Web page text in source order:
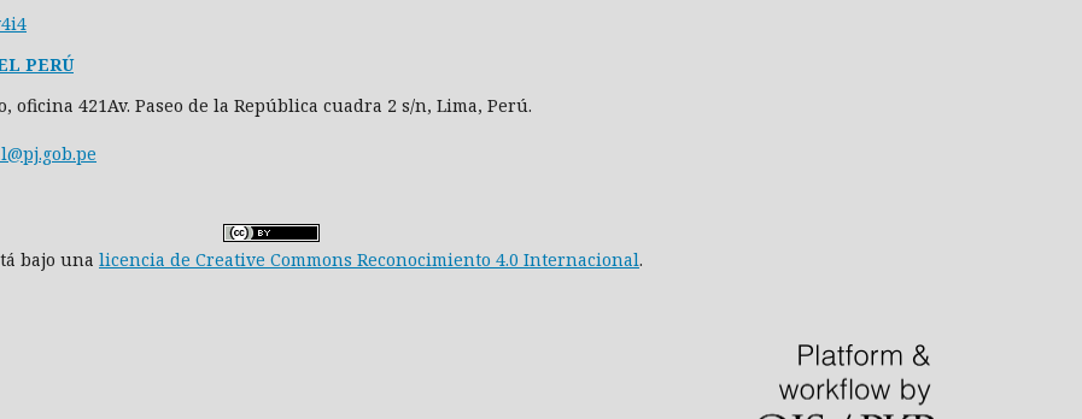
PERÚ
oficina 421Av. Paseo de la República cuadra 2 s/n, Lima, Perú.
bajo una licencia de Creative Commons Reconocimiento 4.0 Internacional.